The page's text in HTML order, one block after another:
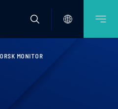
MONITOR